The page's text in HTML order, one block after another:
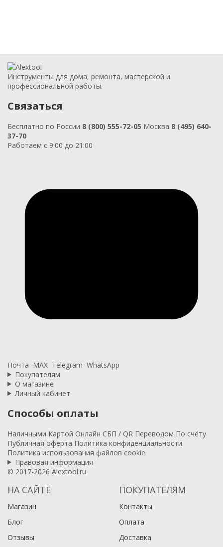
Инструменты для дома, ремонта, мастерской и
профессиональной работы.
Связаться
Бесплатно по России 8 (800) 555-72-05 Москва 8 (495) 640-
37-70
Работаем с 9:00 до 21:00
Почта MAX Telegram WhatsApp
Покупателям
О магазине
Личный кабинет
Способы оплаты
Наличными Картой Онлайн СБП / QR Переводом По счёту
Публичная оферта Политика конфиденциальности
Политика использования файлов cookie
Правовая информация
© 2017-2026 Alextool.ru
НА САЙТЕ
Магазин
Блог
Отзывы
ПОКУПАТЕЛЯМ
Контакты
Оплата
Доставка